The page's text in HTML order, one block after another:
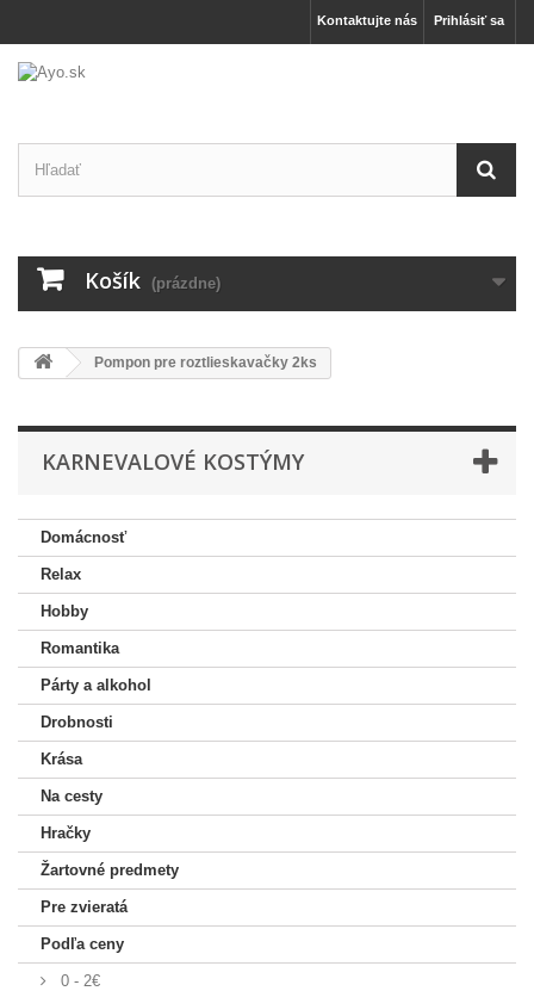
Prihlásiť sa
Kontaktujte nás
Košík (prázdne)
Pompon pre roztlieskavačky 2ks
KARNEVALOVÉ KOSTÝMY
Domácnosť
Relax
Hobby
Romantika
Párty a alkohol
Drobnosti
Krása
Na cesty
Hračky
Žartovné predmety
Pre zvieratá
Podľa ceny
0 - 2€